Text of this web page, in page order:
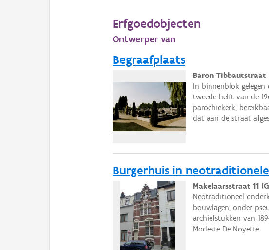
Erfgoedobjecten
Ontwerper van
Begraafplaats
Baron Tibbautstraat
In binnenblok
tweede helft van de
parochiekerk,
dat aan de straat
Burgerhuis in
Makelaarsstraat 11
Neotraditioneel
bouwlagen, onder
archiefstukken van
Modeste De Noyette.